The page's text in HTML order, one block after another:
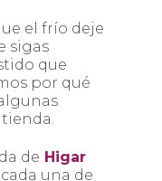
el frío deje
sigas
que
por qué
de Higar
una de